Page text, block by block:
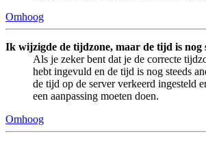
Omhoog
Ik wijzigde de tijdzone, maar de tijd is nog
Als je zeker bent dat je de correcte
hebt ingevuld en de tijd is nog steeds
de tijd op de server verkeerd ingesteld
een aanpassing moeten doen.
Omhoog